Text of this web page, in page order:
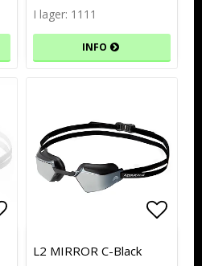
I lager: 1111
INFO
Lägg till i favoritlistan
Lägg till i favoritlistan
L2 MIRROR C-Black